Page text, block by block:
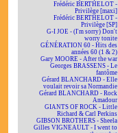
Frédéric BERTHELOT -
Privilège [maxi]
Frédéric BERTHELOT -
Privilège [SP]
G-I JOE - (I'm sorry) Don't
worry tonite
GÉNÉRATION 60 - Hits des
années 60 (1 & 2)
Gary MOORE - After the war
Georges BRASSENS - Le
fantôme
Gérard BLANCHARD - Elle
voulait revoir sa Normandie
Gérard BLANCHARD - Rock
Amadour
GIANTS OF ROCK - Little
Richard & Carl Perkins
GIBSON BROTHERS - Sheela
Gilles VIGNEAULT - I went to